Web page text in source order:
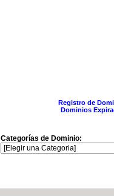
Registro de
Dominios
Categorías de Dominio: